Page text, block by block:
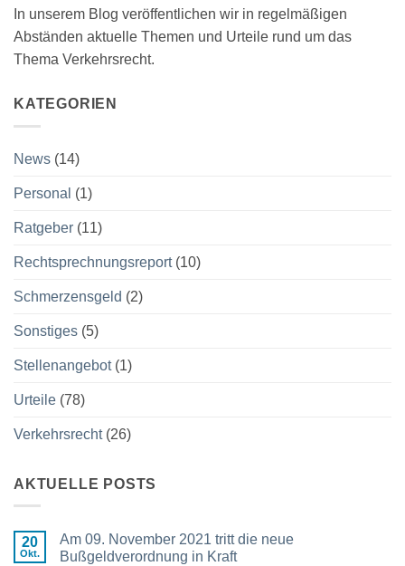
In unserem Blog veröffentlichen wir in regelmäßigen
Abständen aktuelle Themen und Urteile rund um das
Thema Verkehrsrecht.
KATEGORIEN
News (14)
Personal (1)
Ratgeber (11)
Rechtsprechnungsreport(10)
Schmerzensgeld (2)
Sonstiges (5)
Stellenangebot(1)
Urteile (78)
Verkehrsrecht(26)
AKTUELLE POSTS
20
Okt.
Am 09. November 2021 tritt die neue
Bußgeldverordnung in Kraft